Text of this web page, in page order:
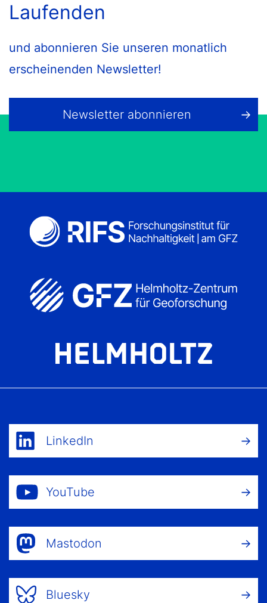
Laufenden
und abonnieren Sie unseren monatlich
erscheinenden Newsletter!
Newsletter abonnieren
LinkedIn
YouTube
Mastodon
Bluesky